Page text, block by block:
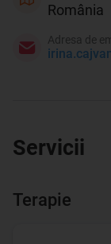
România
Adresa de
Servicii
Terapie